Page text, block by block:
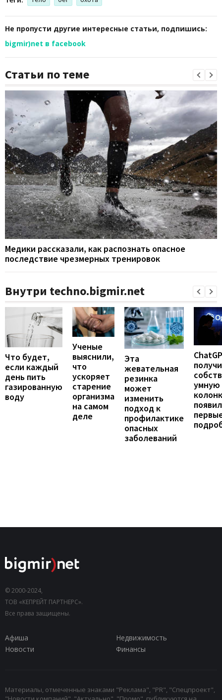
Не пропусти другие интересные статьи, подпишись:
bigmir)net в facebook
Статьи по теме
Медики рассказали, как распознать опасное
последствие чрезмерных тренировок
Внутри techno.bigmir.net
Что будет,
если каждый
день пить
газированную
воду
Ученые
выяснили,
что
ускоряет
старение
организма
на самом
деле
Эта
жевательная
резинка
может
изменить
подход к
профилактике
опасных
заболеваний
умную
© 2000-2024,
ТОВ «КЕПРЕЙТ ПАРТНЕРС».
Все права защищены.
Афиша
Недвижимость
Новости
Финансы
Материалы, отмеченные знаками "Реклама", "PR", "Спецпроект",